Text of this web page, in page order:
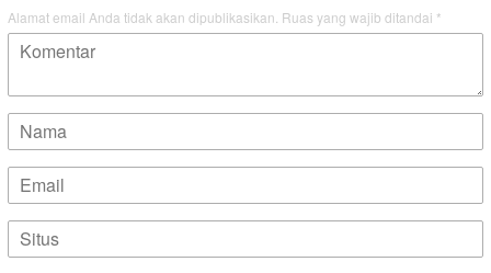
Alamat email Anda tidak akan dipublikasikan. Ruas yang wajib ditandai *